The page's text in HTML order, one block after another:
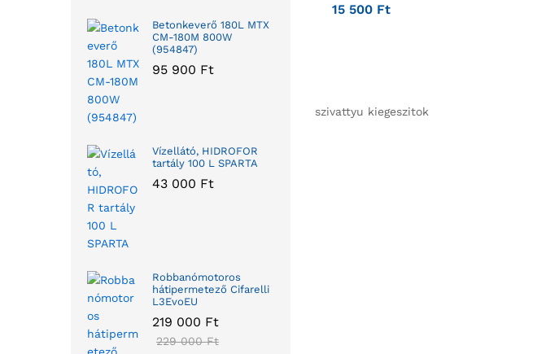
15 500 Ft
szivattyu kiegeszitok
Betonkeverő 180L MTX
CM-180M 800W
(954847)
95 900 Ft
Vízellátó, HIDROFOR
tartály 100 L SPARTA
43 000 Ft
Robbanómotoros
hátipermetező Cifarelli
L3EvoEU
219 000 Ft
229 000Ft